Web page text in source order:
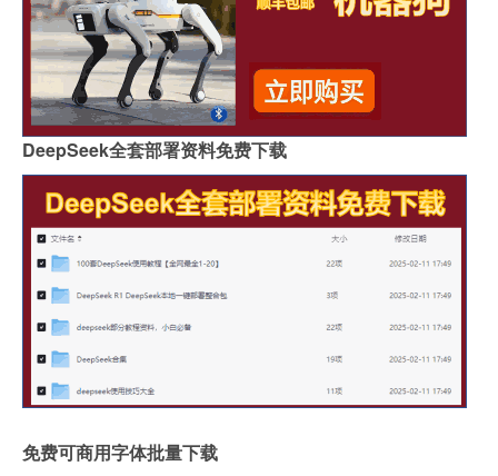
DeepSeek全套部署资料免费下载
免费可商用字体批量下载